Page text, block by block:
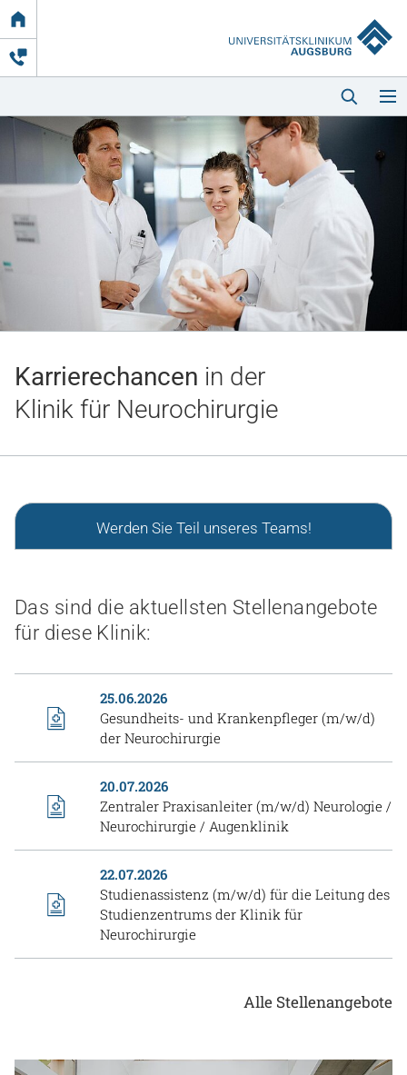
Link
zur
Startseite
Kliniken & Einrichtungen
Beruf & Karriere
Notaufnahme
Karrierechancen in der
Klinik für Neurochirurgie
Werden Sie Teil unseres Teams!
Das sind die aktuellsten Stellenangebote
für diese Klinik:
25.06.2026
Gesundheits- und Krankenpfleger (m/w/d)
der Neurochirurgie
20.07.2026
Zentraler Praxisanleiter (m/w/d) Neurologie /
Neurochirurgie / Augenklinik
22.07.2026
Studienassistenz (m/w/d) für die Leitung des
Studienzentrums der Klinik für
Neurochirurgie
Alle Stellenangebote